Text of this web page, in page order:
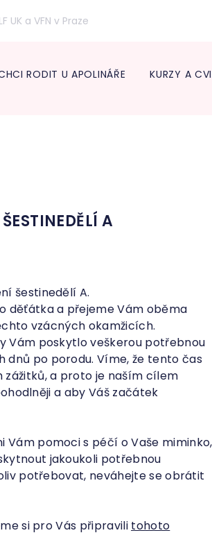
UK a VFN v Praze
RODIT U APOLINÁŘE KURZY A
A
šestinedělí A.
děťátka a přejeme Vám oběma
vzácných okamžicích.
Vám poskytlo veškerou potřebnou
po porodu. Víme, že tento čas
a proto je naším cílem
a aby Váš začátek
Vám pomoci s péčí o Vaše miminko,
jakoukoli potřebnou
potřebovat, neváhejte se obrátit
si pro Vás připravili tohoto